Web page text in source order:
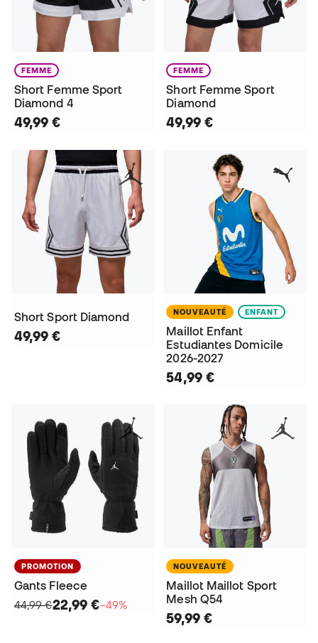
FEMME
Short Femme Sport
Diamond 4
49,99 €
FEMME
Short Femme Sport
Diamond
49,99 €
Short Sport Diamond
49,99 €
NOUVEAUTÉ ENFANT
Maillot Enfant
Estudiantes Domicile
2026-2027
54,99 €
PROMOTION
Gants Fleece
44,99 €22,99 €−49%
NOUVEAUTÉ
Maillot Maillot Sport
Mesh Q54
59,99 €